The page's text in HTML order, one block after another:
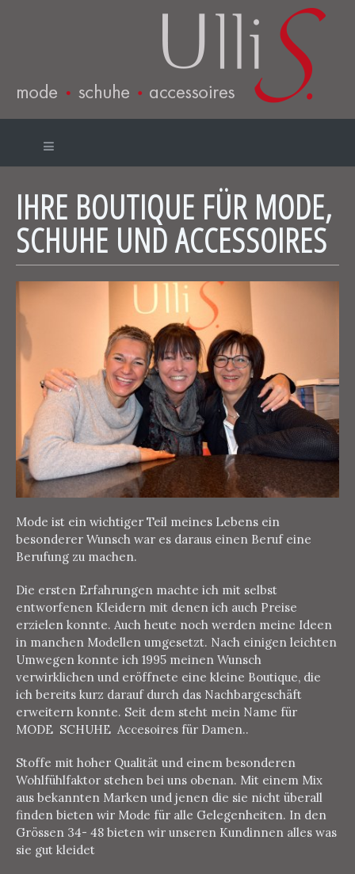
IHRE BOUTIQUE FÜR MODE,
SCHUHE UND ACCESSOIRES
Mode ist ein wichtiger Teil meines Lebens ein
besonderer Wunsch war es daraus einen Beruf eine
Berufung zu machen.
Die ersten Erfahrungen machte ich mit selbst
entworfenen Kleidern mit denen ich auch Preise
erzielen konnte. Auch heute noch werden meine Ideen
in manchen Modellen umgesetzt. Nach einigen leichten
Umwegen konnte ich 1995 meinen Wunsch
verwirklichen und eröffnete eine kleine Boutique, die
ich bereits kurz darauf durch das Nachbargeschäft
erweitern konnte. Seit dem steht mein Name für
MODE SCHUHE Accesoires für Damen..
Stoffe mit hoher Qualität und einem besonderen
Wohlfühlfaktor stehen bei uns obenan. Mit einem Mix
aus bekannten Marken und jenen die sie nicht überall
finden bieten wir Mode für alle Gelegenheiten. In den
Grössen 34- 48 bieten wir unseren Kundinnen alles was
sie gut kleidet